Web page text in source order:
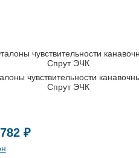
чувствительности
Спрут ЭЧК
782 ₽